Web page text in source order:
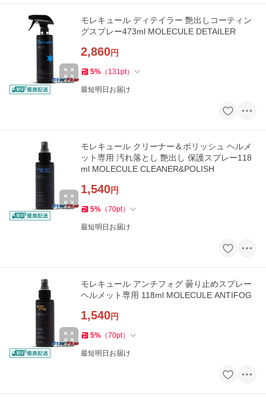
モレキュール ディテイラー 艶出しコーティン
グスプレー473ml MOLECULE DETAILER
2,860円
5% （ 131pt）
最短明日お届け
モレキュール クリーナー＆ポリッシュ ヘルメ
ット専用 汚れ落とし 艶出し 保護スプレー118
ml MOLECULE CLEANER&POLISH
1,540円
5% （70pt）
最短明日お届け
モレキュール アンチフォグ 曇り止めスプレー
ヘルメット専用 118ml MOLECULE ANTIFOG
1,540円
5% （70pt）
最短明日お届け